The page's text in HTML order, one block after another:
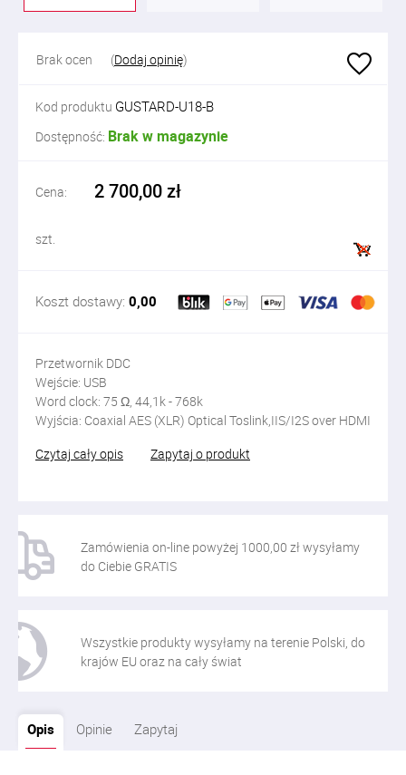
Brak ocen (Dodaj opinię)
Kod produktu GUSTARD-U18-B
Dostępność: Brak w magazynie
Cena: 2 700,00 zł
szt.
Koszt dostawy: 0,00
Przetwornik DDC
Wejście: USB
Word clock: 75 Ω, 44,1k - 768k
Wyjścia: Coaxial AES (XLR) Optical Toslink,IIS/I2S over HDMI
Czytaj cały opis
Zapytaj o produkt
Zamówienia on-line powyżej 1000,00 zł wysyłamy
do Ciebie GRATIS
Wszystkie produkty wysyłamy na terenie Polski, do
krajów EU oraz na cały świat
Opis Opinie Zapytaj